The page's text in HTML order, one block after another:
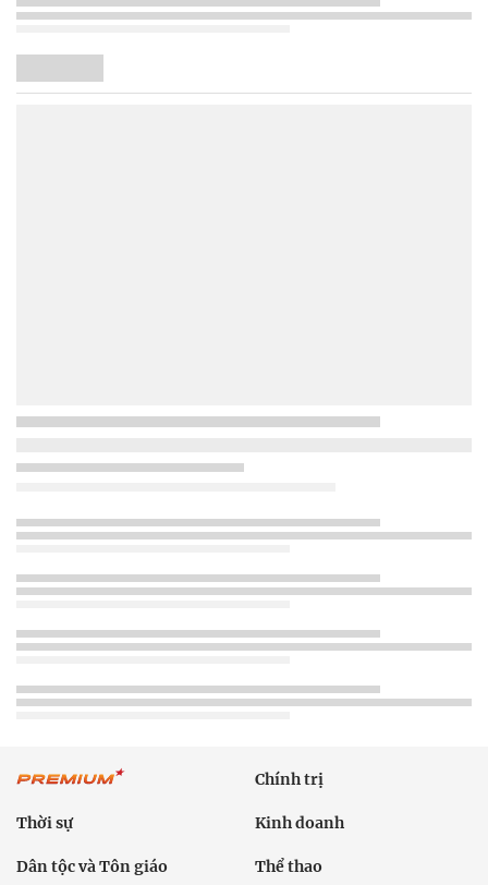
Chính trị
Thời sự Kinh doanh
Dân tộc và Tôn giáo Thể thao